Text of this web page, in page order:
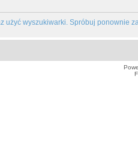
użyć wyszukiwarki. Spróbuj ponownie